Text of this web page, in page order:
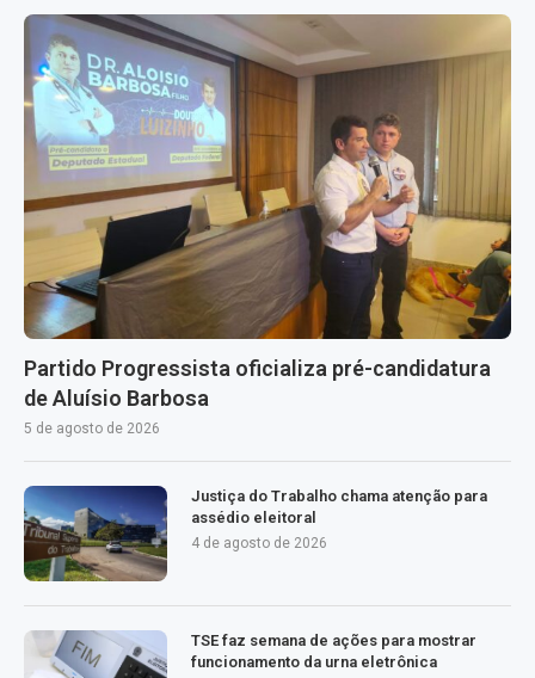
Partido Progressista oficializa pré-candidatura
de Aluísio Barbosa
5 de agosto de 2026
Justiça do Trabalho chama atenção para
assédio eleitoral
4 de agosto de 2026
TSE faz semana de ações para mostrar
funcionamento da urna eletrônica